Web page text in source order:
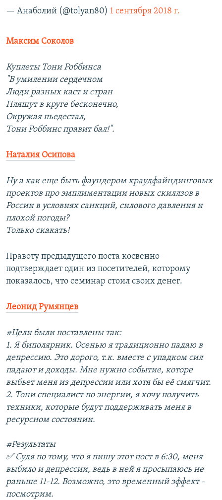
— Анаболий (@tolyan80) 1 сентября 2018 г.
Максим Соколов
Куплеты Тони Роббинса
"В умилении сердечном
Люди разных каст и стран
Пляшут в круге бесконечно,
Окружая пьедестал,
Тони Роббинс правит бал!".
Наталия Осипова
Ну а как еще быть фаундером краудфайндинговых
проектов про эмплиментации новых скиллзов в
России в условиях санкций, силового давления и
плохой погоды?
Только скакать!
Правоту предыдущего поста косвенно
подтверждает один из посетителей, которому
показалось, что семинар стоил своих денег.
Леонид Румянцев
#Цели были поставлены так:
1. Я биполярник. Осенью я традиционно падаю в
депрессию. Это дорого, т.к. вместе с упадком сил
падают и доходы. Мне нужно событие, которе
выбьет меня из депрессии или хотя бы её смягчит.
2. Тони специалист по энергии, я хочу получить
техники, которые будут поддерживать меня в
ресурсном состоянии.
#Результаты
✅ Судя по тому, что я пишу этот пост в 6:30, меня
выбило и депрессии, ведь в ней я просыпаюсь не
раньше 11-12. Возможно, это временный эффект -
посмотрим.